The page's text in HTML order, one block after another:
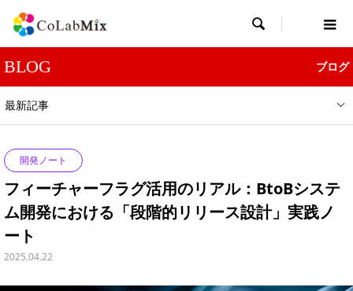

BLOG ブログ
最新記事
開発ノート
フィーチャーフラグ活用のリアル：BtoBシステ
ム開発における「段階的リリース設計」実践ノ
ート
2025.04.22